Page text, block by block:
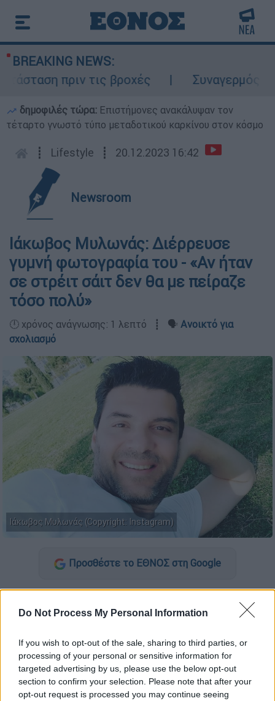
Do Not Process My Personal Information
If you wish to opt-out of the sale, sharing to third parties, or
processing of your personal or sensitive information for
targeted advertising by us, please use the below opt-out
section to confirm your selection. Please note that after your
opt-out request is processed you may continue seeing
BREAKING NEWS:
πριν τις βροχές
Συναγερμός
δημοφιλές τώρα: Επιστήμονες ανακάλυψαν τον
τέταρτο γνωστό τύπο μεταδοτικού καρκίνου στον κόσμο
┋ Lifestyle ┋ 20.12.2023 16:42
Newsroom
Ιάκωβος Μυλωνάς: Διέρρευσε
γυμνή φωτογραφία του - «Αν ήταν
σε στρέιτ σάιτ δεν θα με πείραζε
τόσο πολύ»
🕛 χρόνος ανάγνωσης: 1 λεπτό ┋ 🗣️ Ανοικτό για
σχολιασμό
Ιάκωβος Μυλωνάς (Copyright: Instagram)
Προσθέστε το ΕΘΝΟΣ στη Google
φωτογραφίατου ηθοποιού Ιάκωβου
'ναιολόγυμνος. Οπως αποκάλυψε
δημοσιογράφος της εκπομπής «Το Πρωινό»,
το συγκεκριμένο στιγμιότυπο διέρρευσε σε
γκέι σάιτ, χωρίς την άδεια του.